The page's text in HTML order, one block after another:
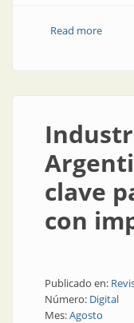
Read moreabout
clave
con
Publicado en:
Número: Digital
Mes:Agosto